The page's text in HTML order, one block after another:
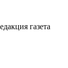
газета